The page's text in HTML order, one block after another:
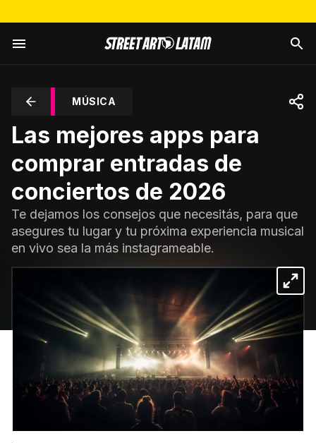
MÚSICA
Las mejores apps para
comprar entradas de
conciertos de 2026
Te dejamos los consejos que necesitás, para que
asegures tu lugar y tu próxima experiencia musical
en vivo sea la más instagrameable.